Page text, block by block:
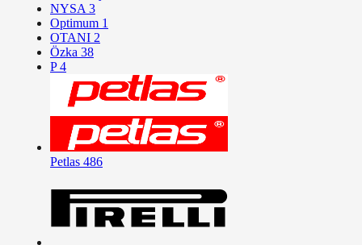
NYSA 3
Optimum 1
OTANI 2
Özka 38
P 4
Petlas 486